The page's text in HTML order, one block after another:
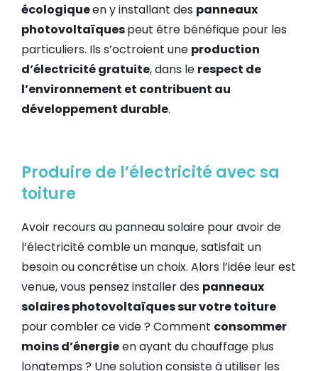
écologiqueen y installant des panneaux
photovoltaïquespeut être bénéfique pour les
particuliers. Ils s’octroient une production
d’électricité gratuite, dans le respect de
l’environnement et contribuent au
développement durable.
Produire de l’électricité avec sa
toiture
Avoir recours au panneau solaire pour avoir de
l’électricité comble un manque, satisfait un
besoin ou concrétise un choix. Alors l’idée leur est
venue, vous pensez installer des panneaux
solaires photovoltaïques sur votre toiture
pour combler ce vide ? Comment consommer
moins d’énergieen ayant du chauffage plus
longtemps ? Une solution consiste à utiliser les